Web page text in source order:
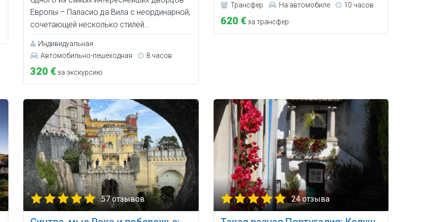
Европы – Паласио да Вила с неординарной,
сочетающей несколько стилей…
Индивидуальная
Автомобильно-пешеходная
8 часов
320 €за экскурсию
Трансфер На автомобиле 10 часов
620 €за трансфер
57 отзывов 24 отзыва